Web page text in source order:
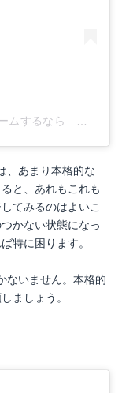
A post shared by 湖西市浜松市でリフォームするなら ノズコン (@nozucon)
、あまり本格的な
と、あれもこれも
てみるのはよいこ
かない状態になっ
特に困ります。
ないません。本格的
ましょう。